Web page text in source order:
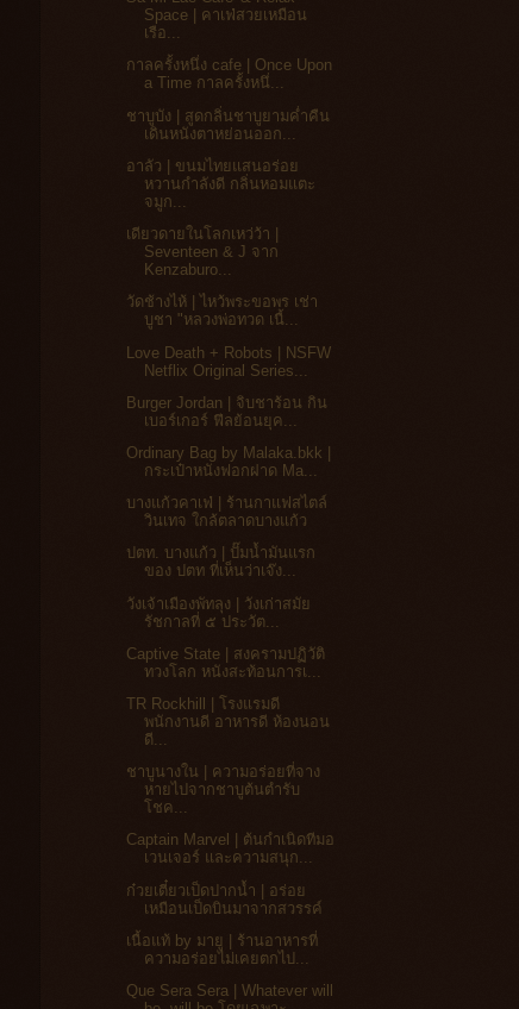
Space | คาเฟ่สวยเหมือน
เรือ...
กาลครั้งหนึ่ง cafe | Once Upon
a Time กาลครั้งหนึ่...
ชาบูบัง | สูดกลิ่นชาบูยามค่ำคืน
เดินหนังตาหย่อนออก...
อาลัว | ขนมไทยแสนอร่อย
หวานกำลังดี กลิ่นหอมแตะ
จมูก...
เดียวดายในโลกเหว่ว้า |
Seventeen & J จาก
Kenzaburo...
วัดช้างไห้ | ไหว้พระขอพร เช่า
บูชา "หลวงพ่อทวด เนื้...
Love Death + Robots | NSFW
Netflix Original Series...
Burger Jordan | จิบชาร้อน กิน
เบอร์เกอร์ ฟีลย้อนยุค...
Ordinary Bag by Malaka.bkk |
กระเป๋าหนังฟอกฝาด Ma...
บางแก้วคาเฟ่ | ร้านกาแฟสไตล์
วินเทจ ใกล้ตลาดบางแก้ว
ปตท. บางแก้ว | ปั๊มน้ำมันแรก
ของ ปตท ที่เห็นว่าเจ๊ง...
วังเจ้าเมืองพัทลุง | วังเก่าสมัย
รัชกาลที่ ๕ ประวัต...
Captive State | สงครามปฏิวัติ
ทวงโลก หนังสะท้อนการเ...
TR Rockhill | โรงแรมดี
พนักงานดี อาหารดี ห้องนอน
ดี...
ชาบูนางใน | ความอร่อยที่จาง
หายไปจากชาบูต้นตำรับ
โชค...
Captain Marvel | ต้นกำเนิดทีมอ
เวนเจอร์ และความสนุก...
ก๋วยเตี๋ยวเป็ดปากน้ำ | อร่อย
เหมือนเป็ดบินมาจากสวรรค์
เนื้อแท้ by มายู | ร้านอาหารที่
ความอร่อยไม่เคยตกไป...
Que Sera Sera | Whatever will